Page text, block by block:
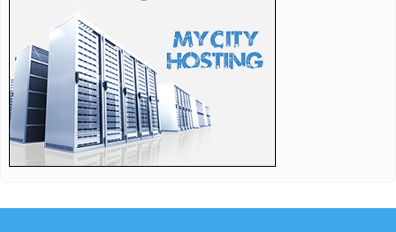
07:32:
honorar od kojeg ...
07:31:Планирана искључења струје за ...
07:31:Sedma godina kampa "Srbija te zove": Vučić danas
dočekuje mlad...
07:29:FOTO: Prerušio se u Smrt i posmatrao pacijente bolnice,
pa uhap...